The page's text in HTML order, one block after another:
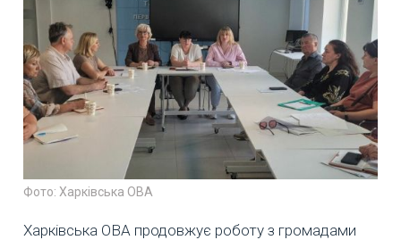
Фото: Харківська ОВА
Харківська ОВА продовжує роботу з громадами